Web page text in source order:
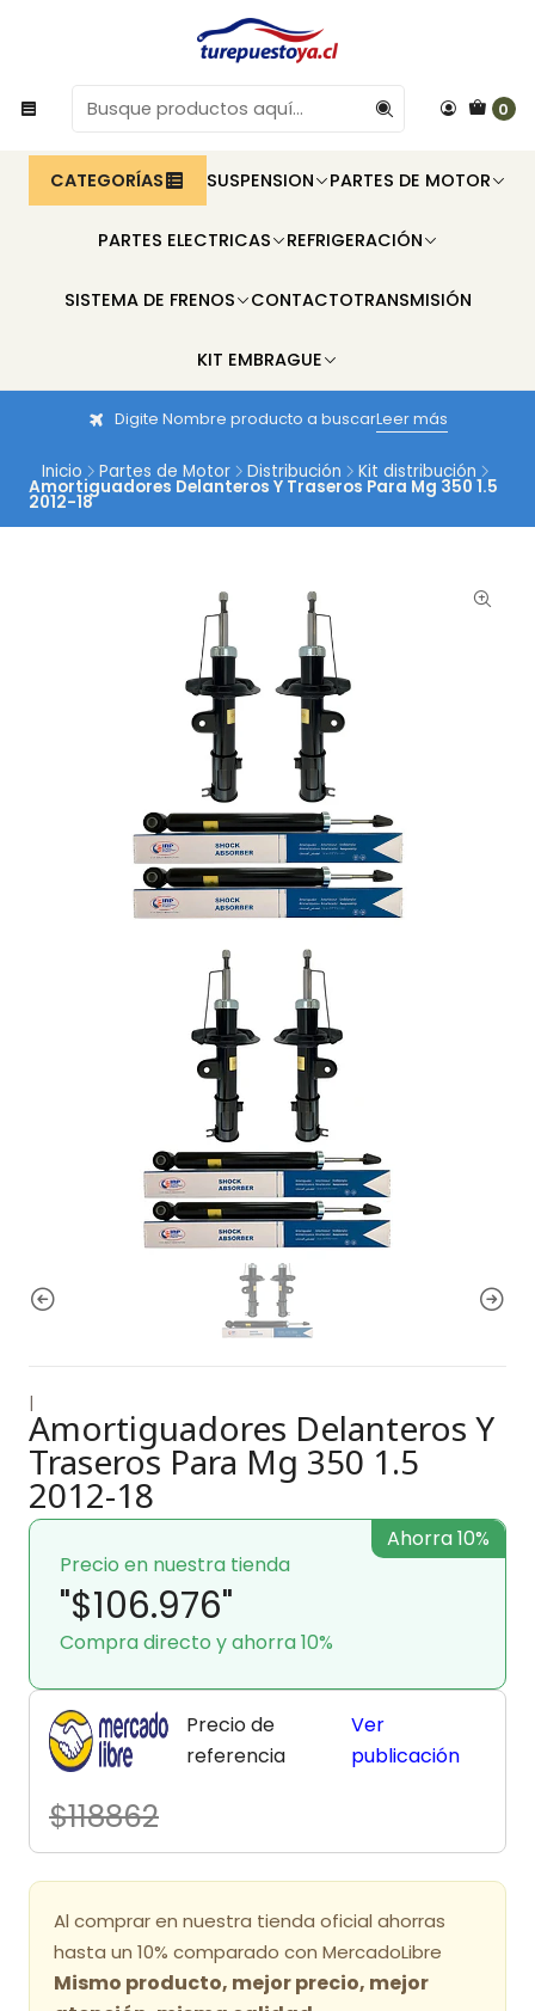
0
CATEGORÍAS SUSPENSION PARTES DE MOTOR
PARTES ELECTRICAS REFRIGERACIÓN
SISTEMA DE FRENOS CONTACTOTRANSMISIÓN
KIT EMBRAGUE
Digite Nombre producto a buscarLeer más
Inicio Partes de Motor Distribución Kit distribución
Amortiguadores Delanteros Y Traseros Para Mg 350 1.5
2012-18
|
Amortiguadores Delanteros Y
Traseros Para Mg 350 1.5
2012-18
Precio en nuestra tienda
"$106.976"
Compra directo y ahorra 10%
Ahorra 10%
Precio de
referencia
$118862
Ver
publicación
Al comprar en nuestra tienda oficial ahorras
hasta un 10% comparado con MercadoLibre
Mismo producto, mejor precio, mejor